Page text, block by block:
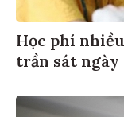
Học phí
trần sát ngày